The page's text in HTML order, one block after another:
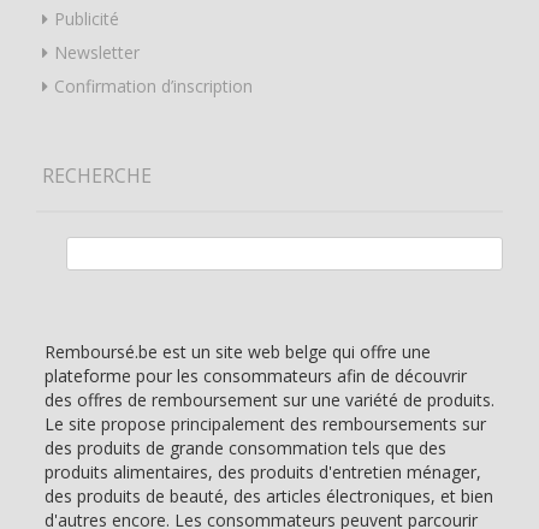
Publicité
Newsletter
Confirmation d’inscription
RECHERCHE
Remboursé.be est un site web belge qui offre une
plateforme pour les consommateurs afin de découvrir
des offres de remboursement sur une variété de produits.
Le site propose principalement des remboursements sur
des produits de grande consommation tels que des
produits alimentaires, des produits d'entretien ménager,
des produits de beauté, des articles électroniques, et bien
d'autres encore. Les consommateurs peuvent parcourir